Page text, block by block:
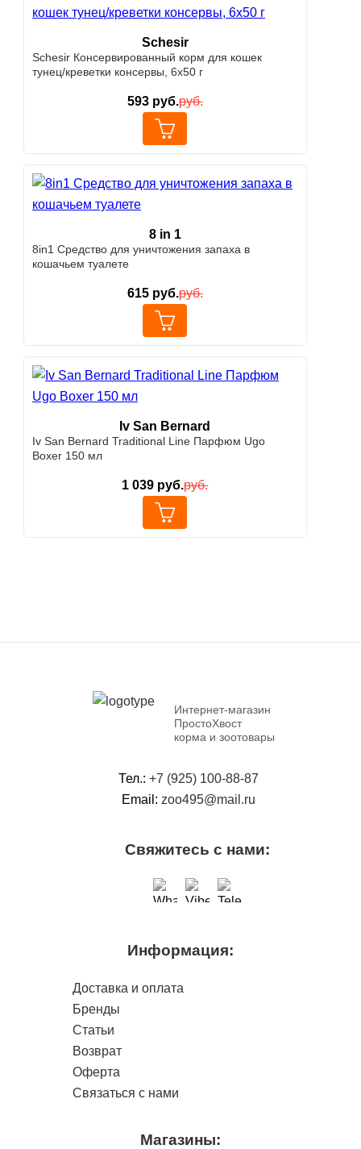
Schesir
Schesir Консервированный корм для кошек
тунец/креветки консервы, 6х50 г
593руб.руб.
8 in 1
8in1 Средство для уничтожения запаха в
кошачьем туалете
615руб.руб.
Iv San Bernard
Iv San Bernard Traditional Line Парфюм Ugo
Boxer 150 мл
1 039 руб.руб.
Интернет-магазин
ПростоХвост
корма и зоотовары
Тел.:+7 (925) 100-88-87
Email: zoo495@mail.ru
Свяжитесь с нами:
Информация:
Доставка и оплата
Бренды
Статьи
Возврат
Оферта
Связаться с нами
Магазины: